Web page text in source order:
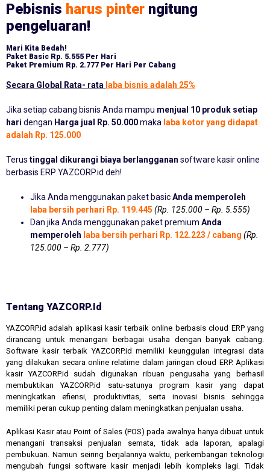
Pebisnis harus pinter ngitung
pengeluaran!
Mari Kita Bedah!
Paket Basic Rp. 5.555 Per Hari
Paket Premium Rp. 2.777 Per Hari Per Cabang
Secara Global Rata- rata laba bisnis adalah 25%
Jika setiap cabang bisnis Anda mampu menjual 10 produk setiap
hari dengan Harga jual Rp. 50.000maka laba kotor yang didapat
adalah Rp. 125.000
Terus tinggal dikurangi biaya berlangganan software kasir online
berbasis ERP YAZCORP.id deh!
Jika Anda menggunakan paket basicAnda memperoleh
laba bersih perhari Rp. 119.445 (Rp. 125.000 – Rp. 5.555)
Dan jika Anda menggunakan paket premium Anda
memperoleh laba bersih perhari Rp. 122.223 / cabang (Rp.
125.000 – Rp. 2.777)
Tentang YAZCORP.id
YAZCORP.id adalah aplikasi kasir terbaik online berbasis cloud ERP yang
dirancang untuk menangani berbagai usaha dengan banyak cabang.
Software kasir terbaik YAZCORP.id memiliki keunggulan integrasi data
yang dilakukan secara online relatime dalam jaringan cloud ERP. Aplikasi
kasir YAZCORP.id sudah digunakan ribuan pengusaha yang berhasil
membuktikan YAZCORP.id satu-satunya program kasir yang dapat
meningkatkan efiensi, produktivitas, serta inovasi bisnis sehingga
memiliki peran cukup penting dalam meningkatkan penjualan usaha.
Aplikasi Kasir atau Point of Sales (POS) pada awalnya hanya dibuat untuk
menangani transaksi penjualan semata, tidak ada laporan, apalagi
pembukuan. Namun seiring berjalannya waktu, perkembangan teknologi
mengubah fungsi software kasir menjadi lebih kompleks lagi. Tidak